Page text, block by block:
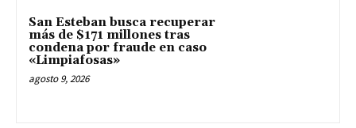
San Esteban busca recuperar
más de $171 millones tras
condena por fraude en caso
«Limpiafosas»
agosto 9, 2026